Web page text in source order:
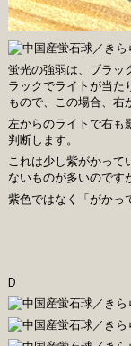
蛍光の強弱は、ブラッ
ラックでライトが当た
もので、この場合、右
左からのライトで右も
判断します。
これは少し紫がかって
ないものが多いのです
紫色ではなく「がかっ
D